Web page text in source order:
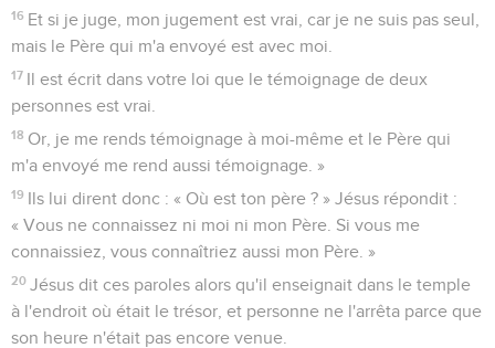
16 Et si je juge, mon jugement est vrai, car je ne suis pas seul,
mais le Père qui m'a envoyé est avec moi.
17 Il est écrit dans votre loi que le témoignage de deux
personnes est vrai.
18 Or, je me rends témoignage à moi-même et le Père qui
m'a envoyé me rend aussi témoignage. »
19 Ils lui dirent donc : « Où est ton père ? » Jésus répondit :
« Vous ne connaissez ni moi ni mon Père. Si vous me
connaissiez, vous connaîtriez aussi mon Père. »
20 Jésus dit ces paroles alors qu'il enseignait dans le temple
à l'endroit où était le trésor, et personne ne l'arrêta parce que
son heure n'était pas encore venue.